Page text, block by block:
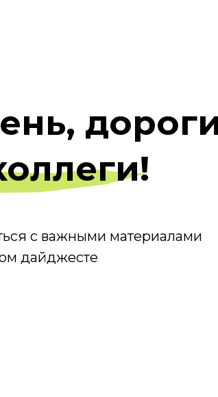
с важными материалами
дайджесте